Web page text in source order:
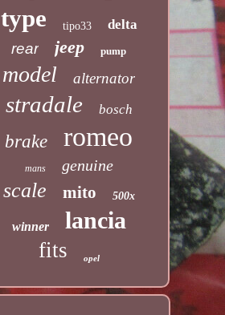
type tipo33 delta
rear jeep pump
model alternator
stradale bosch
brake romeo
mans genuine
scale mito 500x
winner lancia
fits opel